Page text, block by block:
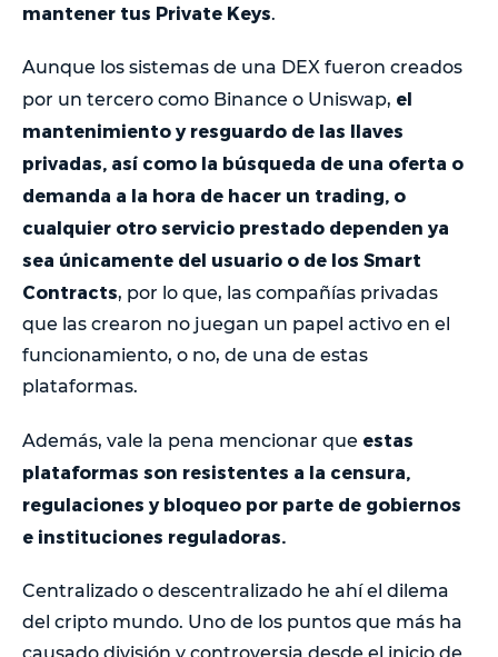
mantener tus Private Keys.
Aunque los sistemas de una DEX fueron creados
por un tercero como Binance o Uniswap, el
mantenimiento y resguardo de las llaves
privadas, así como la búsqueda de una oferta o
demanda a la hora de hacer un trading, o
cualquier otro servicio prestado dependen ya
sea únicamente del usuario o de los Smart
Contracts, por lo que, las compañías privadas
que las crearon no juegan un papel activo en el
funcionamiento, o no, de una de estas
plataformas.
Además, vale la pena mencionar que estas
plataformas son resistentes a la censura,
regulaciones y bloqueo por parte de gobiernos
e instituciones reguladoras.
Centralizado o descentralizado he ahí el dilema
del cripto mundo. Uno de los puntos que más ha
causado división y controversia desde el inicio de